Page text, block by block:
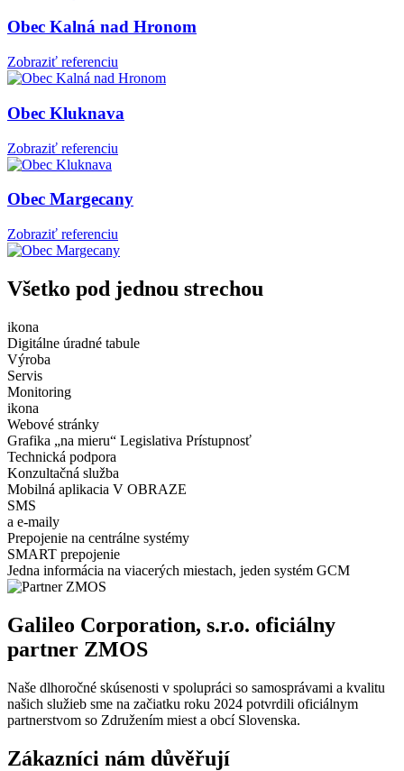
Obec Kalná nad Hronom
Zobraziť referenciu
Obec Kluknava
Zobraziť referenciu
Obec Margecany
Zobraziť referenciu
Všetko pod jednou strechou
ikona
Digitálne úradné tabule
Výroba
Servis
Monitoring
ikona
Webové stránky
Grafika „na mieru“ Legislativa Prístupnosť
Technická podpora
Konzultačná služba
Mobilná aplikacia V OBRAZE
SMS
a e-maily
Prepojenie na centrálne systémy
SMART prepojenie
Jedna informácia na viacerých miestach, jeden systém GCM
Galileo Corporation, s.r.o. oficiálny
partner ZMOS
Naše dlhoročné skúsenosti v spolupráci so samosprávami a kvalitu
našich služieb sme na začiatku roku 2024 potvrdili oficiálnym
partnerstvom so Združením miest a obcí Slovenska.
Zákazníci nám důvěřují